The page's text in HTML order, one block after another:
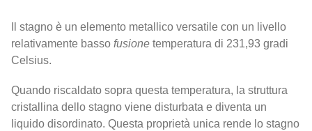
Il stagno è un elemento metallico versatile con un livello
relativamente basso fusione temperatura di 231,93 gradi
Celsius.
Quando riscaldato sopra questa temperatura, la struttura
cristallina dello stagno viene disturbata e diventa un
liquido disordinato. Questa proprietà unica rende lo stagno